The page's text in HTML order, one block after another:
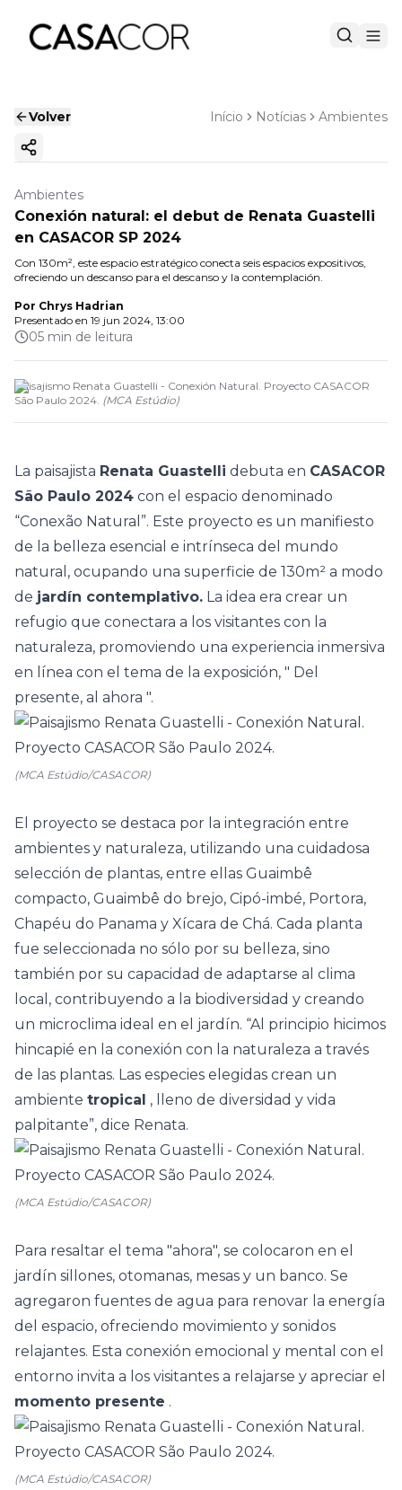
Volver Início Notícias Ambientes
Copiar enlace
Ambientes
Conexión natural: el debut de Renata Guastelli
en CASACOR SP 2024
Con 130m², este espacio estratégico conecta seis espacios expositivos,
ofreciendo un descanso para el descanso y la contemplación.
Por Chrys Hadrian
Presentado en 19 jun 2024, 13:00
05 min de leitura
Paisajismo Renata Guastelli - Conexión Natural. Proyecto CASACOR
São Paulo 2024. (MCA Estúdio)
La paisajista Renata Guastelli debuta en CASACOR
São Paulo 2024 con el espacio denominado
“Conexão Natural”. Este proyecto es un manifiesto
de la belleza esencial e intrínseca del mundo
natural, ocupando una superficie de 130m² a modo
de jardín contemplativo. La idea era crear un
refugio que conectara a los visitantes con la
naturaleza, promoviendo una experiencia inmersiva
en línea con el tema de la exposición, " Del
presente, al ahora ".
(MCA Estúdio/CASACOR)
El proyecto se destaca por la integración entre
ambientes y naturaleza, utilizando una cuidadosa
selección de plantas, entre ellas Guaimbê
compacto, Guaimbê do brejo, Cipó-imbé, Portora,
Chapéu do Panama y Xícara de Chá. Cada planta
fue seleccionada no sólo por su belleza, sino
también por su capacidad de adaptarse al clima
local, contribuyendo a la biodiversidad y creando
un microclima ideal en el jardín. “Al principio hicimos
hincapié en la conexión con la naturaleza a través
de las plantas. Las especies elegidas crean un
ambiente tropical , lleno de diversidad y vida
palpitante”, dice Renata.
(MCA Estúdio/CASACOR)
Para resaltar el tema "ahora", se colocaron en el
jardín sillones, otomanas, mesas y un banco. Se
agregaron fuentes de agua para renovar la energía
del espacio, ofreciendo movimiento y sonidos
relajantes. Esta conexión emocional y mental con el
entorno invita a los visitantes a relajarse y apreciar el
momento presente .
(MCA Estúdio/CASACOR)